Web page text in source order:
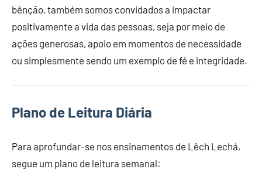
bênção, também somos convidados a impactar
positivamente a vida das pessoas, seja por meio de
ações generosas, apoio em momentos de necessidade
ou simplesmente sendo um exemplo de fé e integridade.
Plano de Leitura Diária
Para aprofundar-se nos ensinamentos de Lêch Lechá,
segue um plano de leitura semanal: